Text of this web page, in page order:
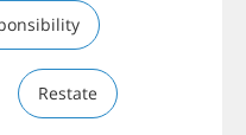
Restate